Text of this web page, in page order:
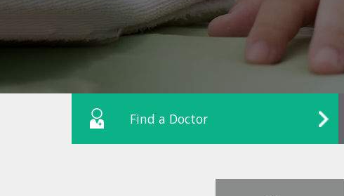
Find a Doctor